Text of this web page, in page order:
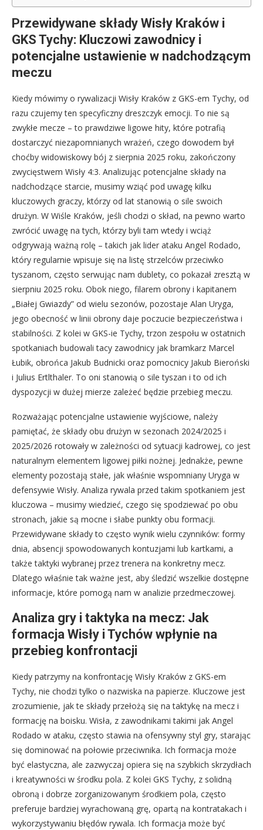
Przewidywane składy Wisły Kraków i
GKS Tychy: Kluczowi zawodnicy i
potencjalne ustawienie w nadchodzącym
meczu
Kiedy mówimy o rywalizacji Wisły Kraków z GKS-em Tychy, od
razu czujemy ten specyficzny dreszczyk emocji. To nie są
zwykłe mecze – to prawdziwe ligowe hity, które potrafią
dostarczyć niezapomnianych wrażeń, czego dowodem był
choćby widowiskowy bój z sierpnia 2025 roku, zakończony
zwycięstwem Wisły 4:3. Analizując potencjalne składy na
nadchodzące starcie, musimy wziąć pod uwagę kilku
kluczowych graczy, którzy od lat stanowią o sile swoich
drużyn. W Wiśle Kraków, jeśli chodzi o skład, na pewno warto
zwrócić uwagę na tych, którzy byli tam wtedy i wciąż
odgrywają ważną rolę – takich jak lider ataku Angel Rodado,
który regularnie wpisuje się na listę strzelców przeciwko
tyszanom, często serwując nam dublety, co pokazał zresztą w
sierpniu 2025 roku. Obok niego, filarem obrony i kapitanem
„Białej Gwiazdy” od wielu sezonów, pozostaje Alan Uryga,
jego obecność w linii obrony daje poczucie bezpieczeństwa i
stabilności. Z kolei w GKS-ie Tychy, trzon zespołu w ostatnich
spotkaniach budowali tacy zawodnicy jak bramkarz Marcel
Łubik, obrońca Jakub Budnicki oraz pomocnicy Jakub Bieroński
i Julius Ertlthaler. To oni stanowią o sile tyszan i to od ich
dyspozycji w dużej mierze zależeć będzie przebieg meczu.
Rozważając potencjalne ustawienie wyjściowe, należy
pamiętać, że składy obu drużyn w sezonach 2024/2025 i
2025/2026 rotowały w zależności od sytuacji kadrowej, co jest
naturalnym elementem ligowej piłki nożnej. Jednakże, pewne
elementy pozostają stałe, jak właśnie wspomniany Uryga w
defensywie Wisły. Analiza rywala przed takim spotkaniem jest
kluczowa – musimy wiedzieć, czego się spodziewać po obu
stronach, jakie są mocne i słabe punkty obu formacji.
Przewidywane składy to często wynik wielu czynników: formy
dnia, absencji spowodowanych kontuzjami lub kartkami, a
także taktyki wybranej przez trenera na konkretny mecz.
Dlatego właśnie tak ważne jest, aby śledzić wszelkie dostępne
informacje, które pomogą nam w analizie przedmeczowej.
Analiza gry i taktyka na mecz: Jak
formacja Wisły i Tychów wpłynie na
przebieg konfrontacji
Kiedy patrzymy na konfrontację Wisły Kraków z GKS-em
Tychy, nie chodzi tylko o nazwiska na papierze. Kluczowe jest
zrozumienie, jak te składy przełożą się na taktykę na mecz i
formację na boisku. Wisła, z zawodnikami takimi jak Angel
Rodado w ataku, często stawia na ofensywny styl gry, starając
się dominować na połowie przeciwnika. Ich formacja może
być elastyczna, ale zazwyczaj opiera się na szybkich skrzydłach
i kreatywności w środku pola. Z kolei GKS Tychy, z solidną
obroną i dobrze zorganizowanym środkiem pola, często
preferuje bardziej wyrachowaną grę, opartą na kontratakach i
wykorzystywaniu błędów rywala. Ich formacja może być